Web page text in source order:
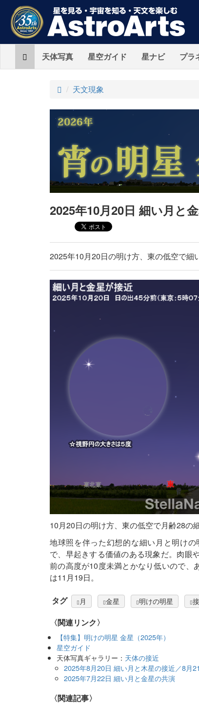
Home天体写真 星空ガイド 星ナビ プラ
ト
プ
天文現象
2025年10月20日 細い月と
2025年10月20日の明け方、東の低空で細
10月20日の明け方、東の低空で月齢28の
地球照を伴った幻想的な細い月と明け
で、早起きする価値のある現象だ。肉眼
前の高度が10度未満とかなり低いので、
は11月19日。
タグ 月 金星 明けの明星
〈関連リンク〉
【特集】明けの明星 金星（2025年）
星空ガイド
天体写真ギャラリー： 天体の接近
2025年8月20日 細い月と木星の接近／8月
2025年7月22日 細い月と金星の共演
関連記事